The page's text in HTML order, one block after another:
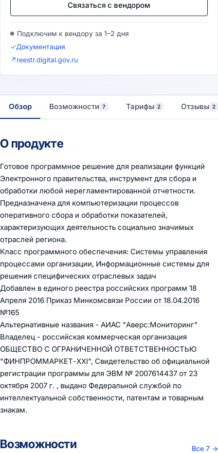
Связаться с вендором
Подключим к вендору за 1–2 дня
✓Документация
↗reestr.digital.gov.ru
Обзор Возможности 7 Тарифы 2 Отзывы 2
О продукте
Готовое программное решение для реализации функций
Электронного правительства, инструмент для сбора и
обработки любой нерегламентированной отчетности.
Предназначена для компьютеризации процессов
оперативного сбора и обработки показателей,
характеризующих деятельность социально значимых
отраслей региона.
Класс программного обеспечения: Системы управления
процессами организации, Информационные системы для
решения специфических отраслевых задач
Добавлен в единого реестра российских программ 18
Апреля 2016 Приказ Минкомсвязи России от 18.04.2016
№165
Альтернативные названия - АИАС "Аверс:Мониторинг"
Владелец - российская коммерческая организация
ОБЩЕСТВО С ОГРАНИЧЕННОЙ ОТВЕТСТВЕННОСТЬЮ
"ФИНПРОММАРКЕТ-XXI", Свидетельство об официальной
регистрации программы для ЭВМ № 2007614437 от 23
октября 2007 г. , выдано Федеральной службой по
интеллектуальной собственности, патентам и товарным
знакам.
Возможности Все 7 →